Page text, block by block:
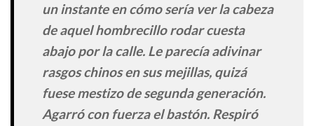
un instante en cómo sería ver la cabeza
de aquel hombrecillo rodar cuesta
abajo por la calle. Le parecía adivinar
rasgos chinos en sus mejillas, quizá
fuese mestizo de segunda generación.
Agarró con fuerza el bastón. Respiró